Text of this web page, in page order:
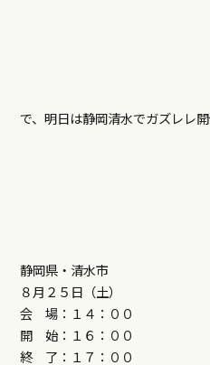
で、明日は静岡清水でガズレレ開
静岡県・清水市
８月２５日（土）
会 場：１４：００
開 始：１６：００
終 了：１７：００